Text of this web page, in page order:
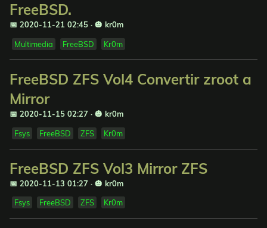
FreeBSD.
📅 2020-11-21 02:45 · 🎃 kr0m
Multimedia FreeBSD Kr0m
FreeBSD ZFS Vol4 Convertir zroot a
Mirror
📅 2020-11-15 02:27 · 🎃 kr0m
Fsys FreeBSD ZFS Kr0m
FreeBSD ZFS Vol3 Mirror ZFS
📅 2020-11-13 01:27 · 🎃 kr0m
Fsys FreeBSD ZFS Kr0m